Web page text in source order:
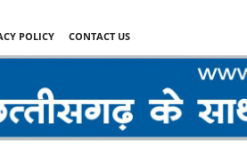
POLICY CONTACT US